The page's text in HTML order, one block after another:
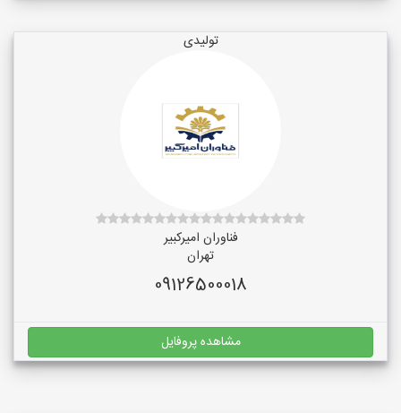
تولیدی
فناوران امیرکبیر
تهران
09126500018
مشاهده پروفایل